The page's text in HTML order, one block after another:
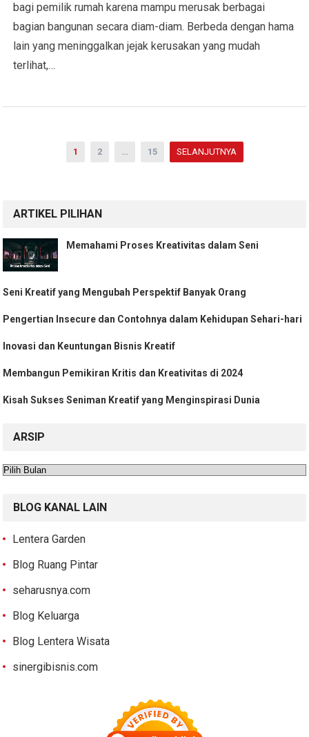
bagi pemilik rumah karena mampu merusak berbagai
bagian bangunan secara diam-diam. Berbeda dengan hama
lain yang meninggalkan jejak kerusakan yang mudah
terlihat,…
1 2 … 15 SELANJUTNYA
ARTIKEL PILIHAN
Memahami Proses Kreativitas dalam Seni
Seni Kreatif yang Mengubah Perspektif Banyak Orang
Pengertian Insecure dan Contohnya dalam Kehidupan Sehari-hari
Inovasi dan Keuntungan Bisnis Kreatif
Membangun Pemikiran Kritis dan Kreativitas di 2024
Kisah Sukses Seniman Kreatif yang Menginspirasi Dunia
ARSIP
Arsip
BLOG KANAL LAIN
Lentera Garden
Blog Ruang Pintar
seharusnya.com
Blog Keluarga
Blog Lentera Wisata
sinergibisnis.com